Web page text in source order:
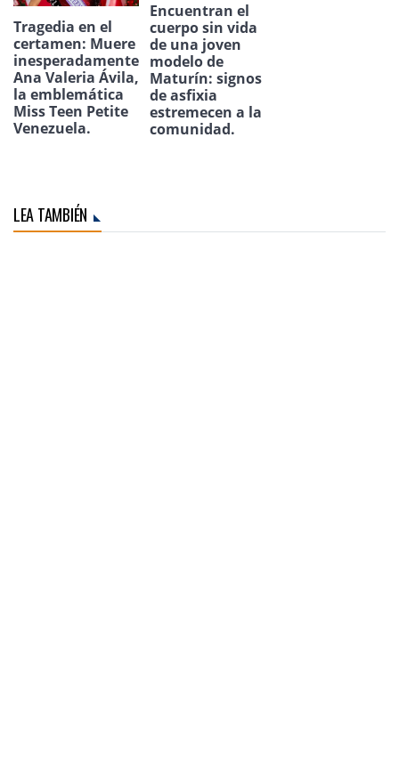
Tragedia en el
certamen: Muere
inesperadamente
Ana Valeria Ávila,
la emblemática
Miss Teen Petite
Venezuela.
Encuentran el
cuerpo sin vida
de una joven
modelo de
Maturín: signos
de asfixia
estremecen a la
comunidad.
LEA TAMBIÉN